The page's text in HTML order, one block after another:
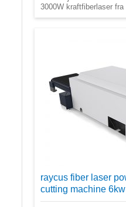
3000W kraftfiberlaser
raycus fiber laser
cutting machine